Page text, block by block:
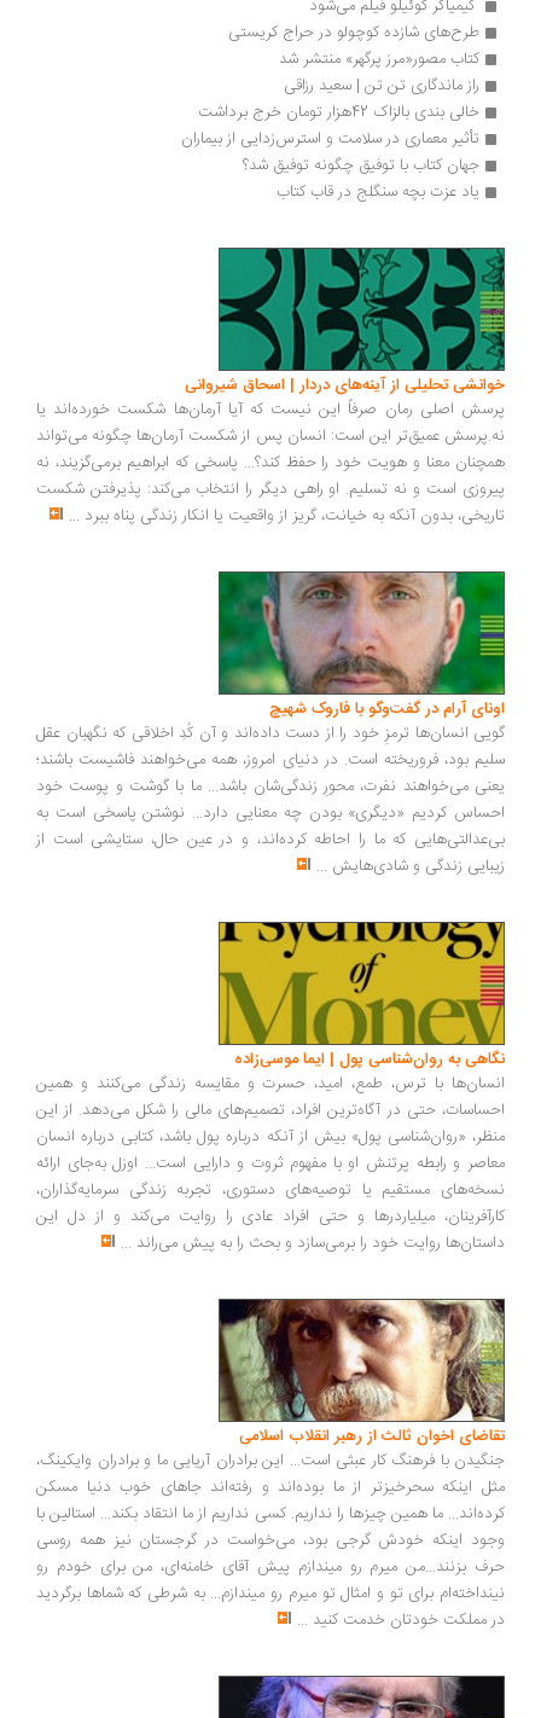
کیمیاگر کوئیلو فیلم می‌شود
طرح‌های شازده کوچولو در حراج کریستی
کتاب مصور«مرز پرگهر» منتشر شد
راز ماندگاری تن تن | سعید‌ رزاقی
خالی بندی بالزاک 42هزار تومان خرج برداشت
تأثیر معماری در سلامت و استرس‌زدایی از بیماران
جهان کتاب با توفیق چگونه توفیق شد؟
یاد عزت بچه سنگلج در قاب کتاب
تحلیلی از آینه‌های دردار | اسحاق شیروانی
اصلی رمان صرفاً این نیست که آیا آرمان‌ها شکست خورده‌اند یا
عمیق‌تر این است: انسان پس از شکست آرمان‌ها چگونه می‌تواند
معنا و هویت خود را حفظ کند؟... پاسخی که ابراهیم برمی‌گزیند، نه
است و نه تسلیم. او راهی دیگر را انتخاب می‌کند: پذیرفتن شکست
بدون آنکه به خیانت، گریز از واقعیت یا انکار زندگی پناه ببرد...
آرام در گفت‌وگو با فاروک شهیچ‭
انسان‌ها ترمزِ خود را از دست داده‌اند و آن کُدِ اخلاقی که نگهبان عقل
بود، فروریخته است. در دنیای امروز، همه می‌خواهند فاشیست باشند؛
می‌خواهند نفرت، محورِ زندگی‌شان باشد... ما با گوشت و پوست خود
کردیم «دیگری» بودن چه معنایی دارد... نوشتن پاسخی است به
که ما را احاطه کرده‌اند، و در عین حال، ستایشی است از
زندگی و شادی‌هایش...
به روان‌شناسی پول | ایما موسی‌زاده
با ترس، طمع، امید، حسرت و مقایسه زندگی می‌کنند و همین
حتی در آگاه‌ترین افراد، تصمیم‌های مالی را شکل می‌دهد. از این
«روان‌شناسی پول» بیش از آنکه درباره پول باشد، کتابی درباره انسان
و رابطه پرتنش او با مفهوم ثروت و دارایی است... اوزل به‌جای ارائه
مستقیم یا توصیه‌های دستوری، تجربه زندگی سرمایه‌گذاران،
میلیاردرها و حتی افراد عادی را روایت می‌کند و از دل این
روایت خود را برمی‌سازد و بحث را به پیش می‌راند ...
اخوان ثالث از رهبر انقلاب اسلامی
با فرهنگ کار عبثی است... این برادران آریایی ما و برادران وایکینگ،
اینکه سحرخیزتر از ما بوده‌اند و رفته‌اند جاهای خوب دنیا مسکن
ما همین چیزها را نداریم. کسی نداریم از ما انتقاد بکند... استالین با
اینکه خودش گرجی بود، می‌خواست در گرجستان نیز همه روسی
بزنند...من میرم رو میندازم پیش آقای خامنه‌ای، من برای خودم رو
برای تو و امثال تو میرم رو میندازم... به شرطی که شماها برگردید
مملکت خودتان خدمت کنید...